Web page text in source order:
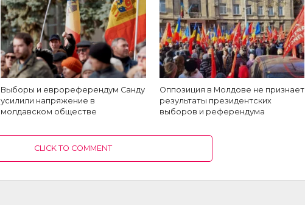
Выборы и еврореферендум Санду
усилили напряжение в
молдавском обществе
Оппозиция в Молдове не признает
результаты президентских
выборов и референдума
CLICK TO COMMENT